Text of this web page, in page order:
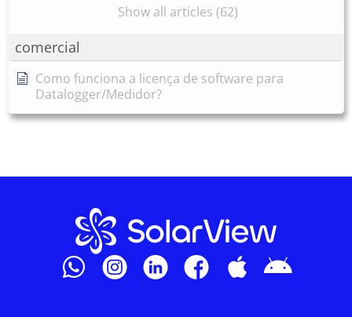
Show all articles (62)
comercial
Como funciona a licença de software para
Datalogger/Medidor?